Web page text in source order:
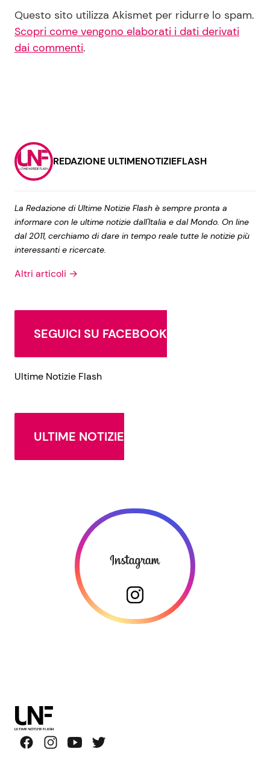
Questo sito utilizza Akismet per ridurre lo spam.
Scopri come vengono elaborati i dati derivati
dai commenti.
REDAZIONE ULTIMENOTIZIEFLASH
La Redazione di Ultime Notizie Flash è sempre pronta a
informare con le ultime notizie dall'Italia e dal Mondo. On line
dal 2011, cerchiamo di dare in tempo reale tutte le notizie più
interessanti e ricercate.
Altri articoli →
SEGUICI SU FACEBOOK
Ultime Notizie Flash
ULTIME NOTIZIE